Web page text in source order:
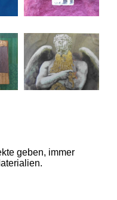
geben, immer